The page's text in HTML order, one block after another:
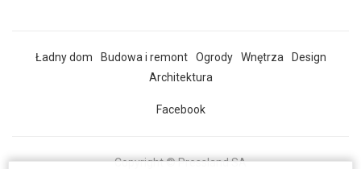
Ładny dom Budowa i remont Ogrody Wnętrza
Design
Architektura
Facebook
Copyright © Pressland SA